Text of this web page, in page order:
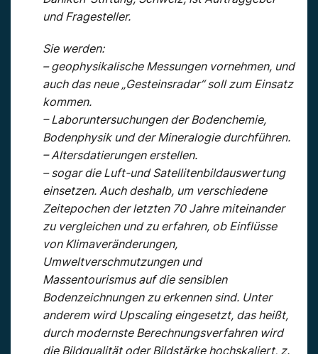
und Fragesteller.
Sie werden:
– geophysikalische Messungen vornehmen, und
auch das neue „Gesteinsradar“ soll zum Einsatz
kommen.
– Laboruntersuchungen der Bodenchemie,
Bodenphysik und der Mineralogie durchführen.
– Altersdatierungen erstellen.
– sogar die Luft-und Satellitenbildauswertung
einsetzen. Auch deshalb, um verschiedene
Zeitepochen der letzten 70 Jahre miteinander
zu vergleichen und zu erfahren, ob Einflüsse
von Klimaveränderungen,
Umweltverschmutzungen und
Massentourismus auf die sensiblen
Bodenzeichnungen zu erkennen sind. Unter
anderem wird Upscaling eingesetzt, das heißt,
durch modernste Berechnungsverfahren wird
die Bildqualität oder Bildstärke hochskaliert, z.